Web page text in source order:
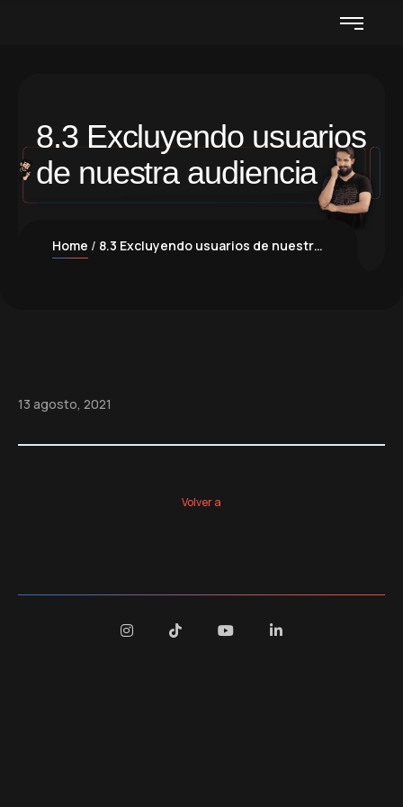
8.3 Excluyendo usuarios
de nuestra audiencia
Home 8.3 Excluyendo usuarios de nuestra audiencia
13 agosto, 2021
Volver a